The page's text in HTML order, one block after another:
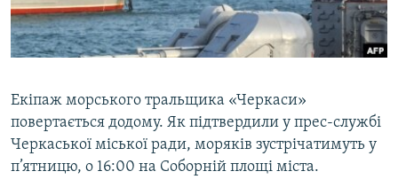
ВІДЕОУРОКИ «ELIFBE»
СВІДЧЕННЯ ОКУПАЦІЇ
ІНФОГРАФІКА
Русский
Qırımtatar
Екіпаж морського тральщика «Черкаси»
повертається додому. Як підтвердили у прес-службі
Черкаської міської ради, моряків зустрічатимуть у
п’ятницю, о 16:00 на Соборній площі міста.